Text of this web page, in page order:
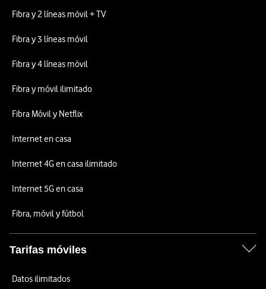
Fibra y 2 líneas móvil + TV
Fibra y 3 líneas móvil
Fibra y 4 líneas móvil
Fibra y móvil ilimitado
Fibra Móvil y Netflix
Internet en casa
Internet 4G en casa ilimitado
Internet 5G en casa
Fibra, móvil y fútbol
Tarifas móviles
Datos ilimitados